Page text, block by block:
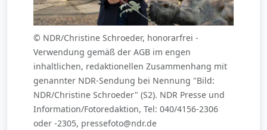
© NDR/Christine Schroeder, honorarfrei -
Verwendung gemäß der AGB im engen
inhaltlichen, redaktionellen Zusammenhang mit
genannter NDR-Sendung bei Nennung "Bild:
NDR/Christine Schroeder" (S2). NDR Presse und
Information/Fotoredaktion, Tel: 040/4156-2306
oder -2305, pressefoto@ndr.de